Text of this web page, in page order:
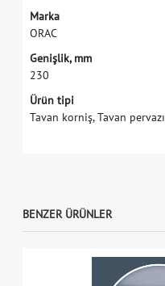
Marka
ORAC
Genişlik, mm
230
Ürün tipi
Tavan korniş, Tavan pervazı
BENZER ÜRÜNLER